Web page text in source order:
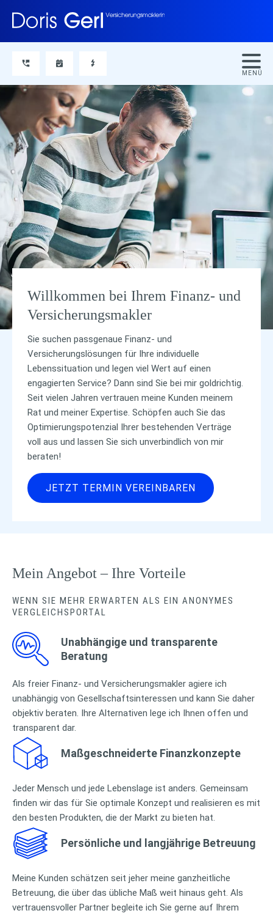
Willkommen bei Ihrem Finanz- und
Versicherungsmakler
Sie suchen passgenaue Finanz- und
Versicherungslösungen für Ihre individuelle
Lebenssituation und legen viel Wert auf einen
engagierten Service? Dann sind Sie bei mir goldrichtig.
Seit vielen Jahren vertrauen meine Kunden meinem
Rat und meiner Expertise. Schöpfen auch Sie das
Optimierungspotenzial Ihrer bestehenden Verträge
voll aus und lassen Sie sich unverbindlich von mir
beraten!
JETZT TERMIN VEREINBAREN
Mein Angebot – Ihre Vorteile
WENN SIE MEHR ERWARTEN ALS EIN ANONYMES
VERGLEICHSPORTAL
Unabhängige und transparente
Beratung
Als freier Finanz- und Versicherungsmakler agiere ich
unabhängig von Gesellschaftsinteressen und kann Sie daher
objektiv beraten. Ihre Alternativen lege ich Ihnen offen und
transparent dar.
Maßgeschneiderte Finanzkonzepte
Jeder Mensch und jede Lebenslage ist anders. Gemeinsam
finden wir das für Sie optimale Konzept und realisieren es mit
den besten Produkten, die der Markt zu bieten hat.
Persönliche und langjährige Betreuung
Meine Kunden schätzen seit jeher meine ganzheitliche
Betreuung, die über das übliche Maß weit hinaus geht. Als
vertrauensvoller Partner begleite ich Sie gerne auf Ihrem